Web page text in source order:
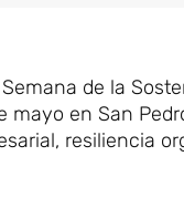
de la
mayo en San
resiliencia